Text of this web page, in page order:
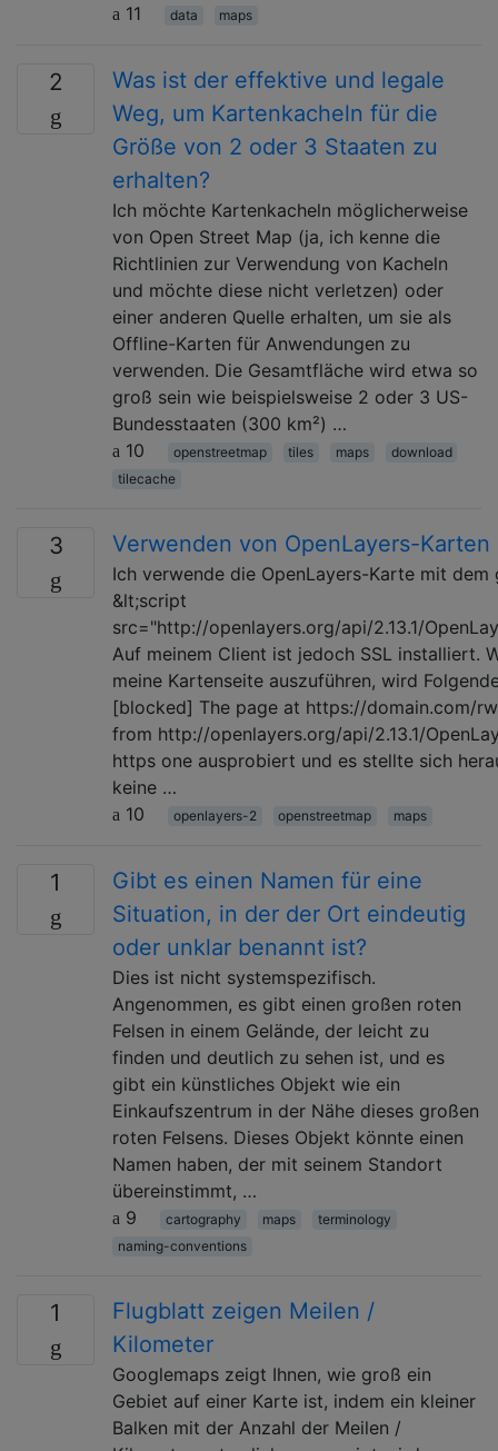
11
data maps
2
Was ist der effektive und legale
Weg, um Kartenkacheln für die
Größe von 2 oder 3 Staaten zu
erhalten?
Ich möchte Kartenkacheln möglicherweise
von Open Street Map (ja, ich kenne die
Richtlinien zur Verwendung von Kacheln
und möchte diese nicht verletzen) oder
einer anderen Quelle erhalten, um sie als
Offline-Karten für Anwendungen zu
verwenden. Die Gesamtfläche wird etwa so
groß sein wie beispielsweise 2 oder 3 US-
Bundesstaaten (300 km²) …
10
openstreetmap tiles maps
download
tilecache
3 Verwenden von OpenLayers-Karten
Ich verwende die OpenLayers-Karte mit
&lt;script
src="http://openlayers.org/api/2.13.1/
Auf meinem Client ist jedoch SSL installiert.
meine Kartenseite auszuführen, wird
[blocked] The page at https://domain.com/
from http://openlayers.org/api/2.13.1/
https one ausprobiert und es stellte sich
keine …
10
openlayers-2 openstreetmap maps
1
Gibt es einen Namen für eine
Situation, in der der Ort eindeutig
oder unklar benannt ist?
Dies ist nicht systemspezifisch.
Angenommen, es gibt einen großen roten
Felsen in einem Gelände, der leicht zu
finden und deutlich zu sehen ist, und es
gibt ein künstliches Objekt wie ein
Einkaufszentrum in der Nähe dieses großen
roten Felsens. Dieses Objekt könnte einen
Namen haben, der mit seinem Standort
übereinstimmt, …
9
cartography maps
terminology
naming-conventions
1
Flugblatt zeigen Meilen /
Kilometer
Googlemaps zeigt Ihnen, wie groß ein
Gebiet auf einer Karte ist, indem ein kleiner
Balken mit der Anzahl der Meilen /